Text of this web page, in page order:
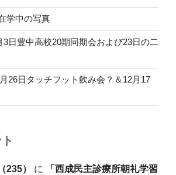
学中の写真
3日豊中高校20期同期会および23日の二
26日タッチフット飲み会？＆12月17
235） に
「西成民主診療所朝礼学習